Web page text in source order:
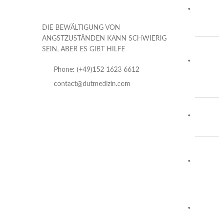
DIE BEWÄLTIGUNG VON
ANGSTZUSTÄNDEN KANN SCHWIERIG
SEIN, ABER ES GIBT HILFE
Phone: (+49)152 1623 6612
contact@dutmedizin.com